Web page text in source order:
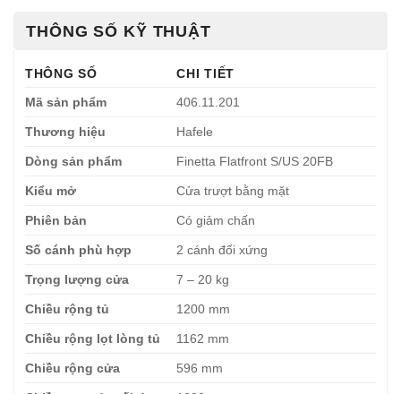
THÔNG SỐ KỸ THUẬT
THÔNG SỐ
CHI TIẾT
Mã sản phẩm
406.11.201
Thương hiệu Hafele
Dòng sản phẩm Finetta Flatfront S/US 20FB
Kiểu mở Cửa trượt bằng mặt
Phiên bản Có giảm chấn
Số cánh phù hợp 2 cánh đối xứng
Trọng lượng cửa 7 – 20 kg
Chiều rộng tủ 1200 mm
Chiều rộng lọt lòng tủ 1162 mm
Chiều rộng cửa 596 mm